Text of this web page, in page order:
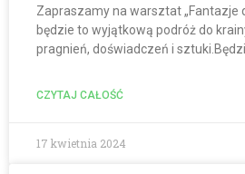
Zapraszamy na warsztat „Fantazje
będzie to wyjątkową podróż do
pragnień, doświadczeń i
CZYTAJ CAŁOŚĆ
17 kwietnia 2024